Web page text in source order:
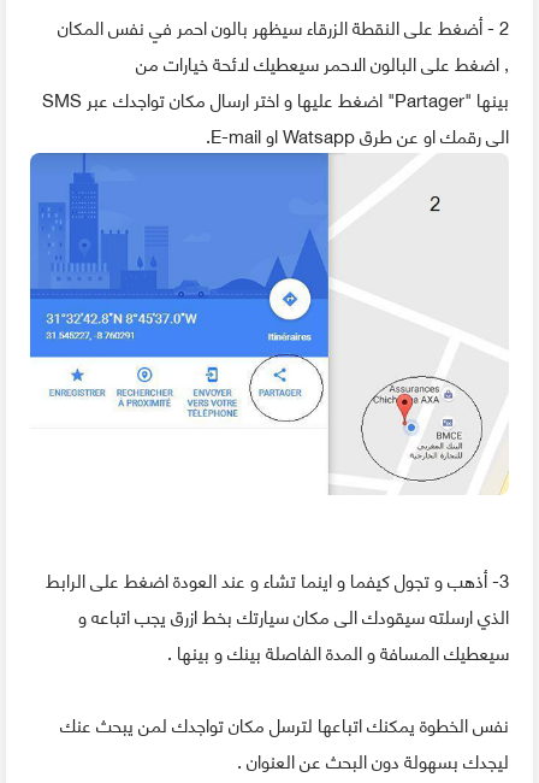
2 - أضغط على النقطة الزرقاء سيظهر بالون احمر في نفس المكان
, اضغط على البالون الاحمر سيعطيك لائحة خيارات من
بينها "Partager" اضغط عليها و اختر ارسال مكان تواجدك عبر SMS
الى رقمك او عن طرق Watsapp او E-mail.
3- أذهب و تجول كيفما و اينما تشاء و عند العودة اضغط على الرابط
الذي ارسلته سيقودك الى مكان سيارتك بخط ازرق يجب اتباعه و
سيعطيك المسافة و المدة الفاصلة بينك و بينها .
نفس الخطوة يمكنك اتباعها لترسل مكان تواجدك لمن يبحث عنك
ليجدك بسهولة دون البحث عن العنوان .